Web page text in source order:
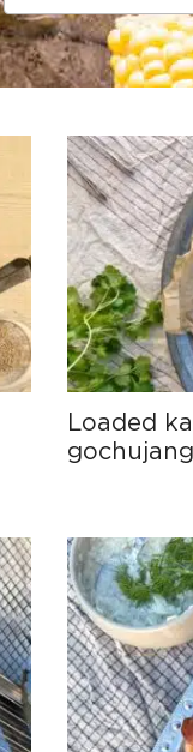
available
Loaded